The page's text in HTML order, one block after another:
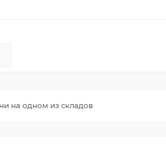
на одном из складов